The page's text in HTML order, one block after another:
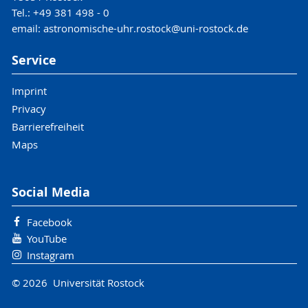
Begutachtung der Astronomischen Uhr Rostock im
März 2015. Das Bild zeigt ihn gemeinsam mit seiner
Ehefrau Veronika.
Tel.: +49 381 498 - 0
email: astronomische-uhr.rostock@uni-rostock.de
Service
Imprint
Privacy
Barrierefreiheit
Maps
Social Media
Facebook
YouTube
Instagram
© 2026 Universität Rostock